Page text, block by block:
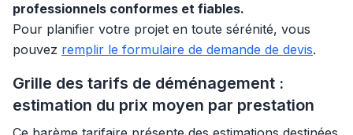
professionnels conformes et fiables.
Pour planifier votre projet en toute sérénité, vous
pouvez remplir le formulaire de demande de devis.
Grille des tarifs de déménagement :
estimation du prix moyen par prestation